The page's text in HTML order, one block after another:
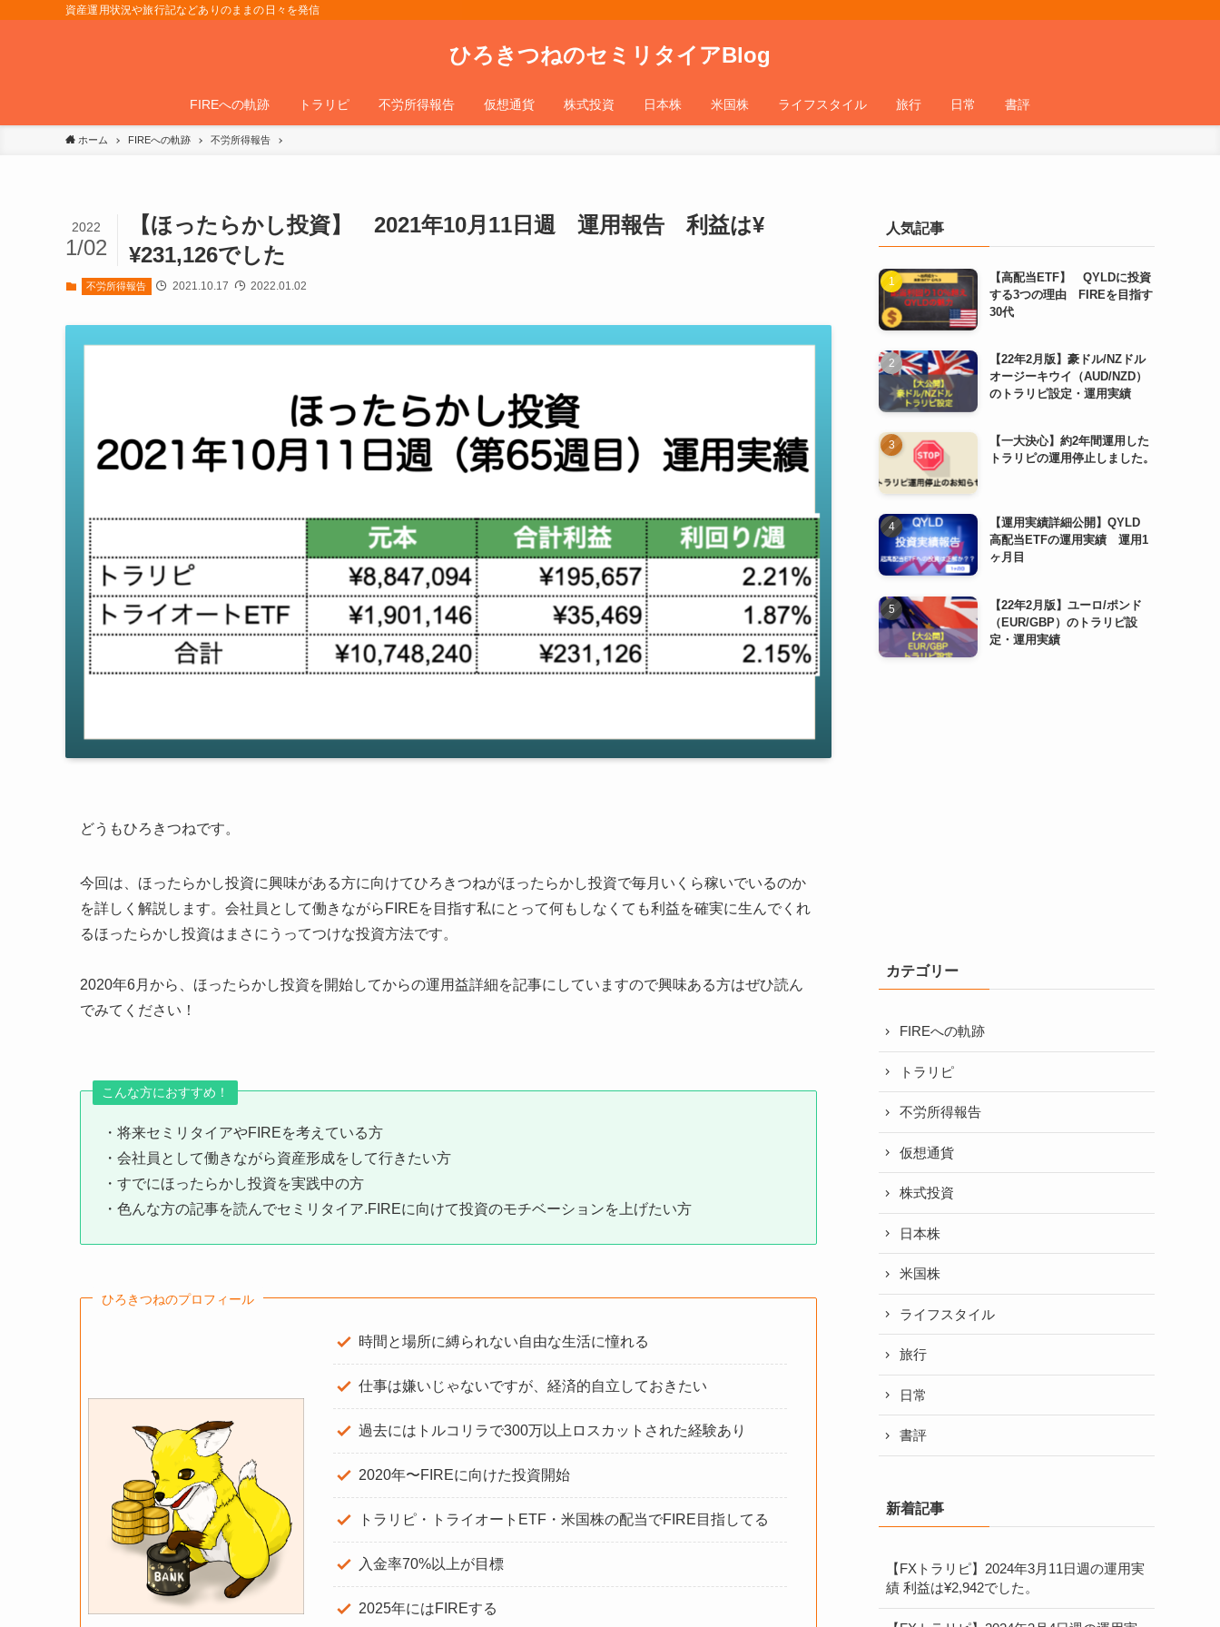
資産運用状況や旅行記などありのままの日々を発信
ひろきつねのセミリタイアBlog
FIREへの軌跡 トラリピ 不労所得報告 仮想通貨 株式投資 日本株 米国株 ライフスタイル 旅行 日常 書評
ホーム FIREへの軌跡 不労所得報告
【ほったらかし投資】 2021年10月11日週 運用報告 利益は¥
¥231,126でした
2022
1/02
不労所得報告 2021.10.17 2022.01.02
どうもひろきつねです。
今回は、ほったらかし投資に興味がある方に向けてひろきつねがほったらかし投資で毎月いくら稼いでいるのか
を詳しく解説します。会社員として働きながらFIREを目指す私にとって何もしなくても利益を確実に生んでくれ
るほったらかし投資はまさにうってつけな投資方法です。
2020年6月から、ほったらかし投資を開始してからの運用益詳細を記事にしていますので興味ある方はぜひ読ん
でみてください！
こんな方におすすめ！
・将来セミリタイアやFIREを考えている方
・会社員として働きながら資産形成をして行きたい方
・すでにほったらかし投資を実践中の方
・色んな方の記事を読んでセミリタイア.FIREに向けて投資のモチベーションを上げたい方
ひろきつねのプロフィール
時間と場所に縛られない自由な生活に憧れる
仕事は嫌いじゃないですが、経済的自立しておきたい
過去にはトルコリラで300万以上ロスカットされた経験あり
2020年〜FIREに向けた投資開始
トラリピ・トライオートETF・米国株の配当でFIRE目指してる
入金率70%以上が目標
2025年にはFIREする
人気記事
【高配当ETF】 QYLDに投資
する3つの理由 FIREを目指す
30代
【22年2月版】豪ドル/NZドル
オージーキウイ（AUD/NZD）
のトラリピ設定・運用実績
【一大決心】約2年間運用した
トラリピの運用停止しました。
【運用実績詳細公開】QYLD
高配当ETFの運用実績 運用1
ヶ月目
【22年2月版】ユーロ/ポンド
（EUR/GBP）のトラリピ設
定・運用実績
カテゴリー
FIREへの軌跡
トラリピ
不労所得報告
仮想通貨
株式投資
日本株
米国株
ライフスタイル
旅行
日常
書評
新着記事
【FXトラリピ】2024年3月11日週の運用実
績 利益は¥2,942でした。